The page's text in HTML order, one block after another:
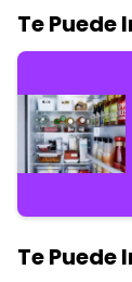
Te Puede
Te Puede